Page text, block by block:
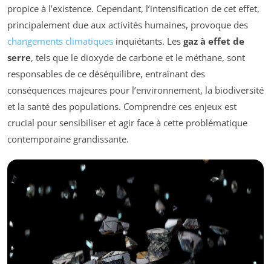
propice à l’existence. Cependant, l’intensification de cet effet,
principalement due aux activités humaines, provoque des
changements climatiques inquiétants. Les gaz à effet de
serre, tels que le dioxyde de carbone et le méthane, sont
responsables de ce déséquilibre, entraînant des
conséquences majeures pour l’environnement, la biodiversité
et la santé des populations. Comprendre ces enjeux est
crucial pour sensibiliser et agir face à cette problématique
contemporaine grandissante.